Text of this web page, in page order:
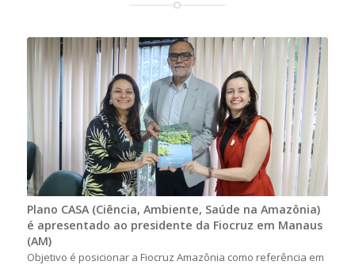
Plano CASA (Ciência, Ambiente, Saúde na Amazônia)
é apresentado ao presidente da Fiocruz em Manaus
(AM)
Objetivo é posicionar a Fiocruz Amazônia como referência em